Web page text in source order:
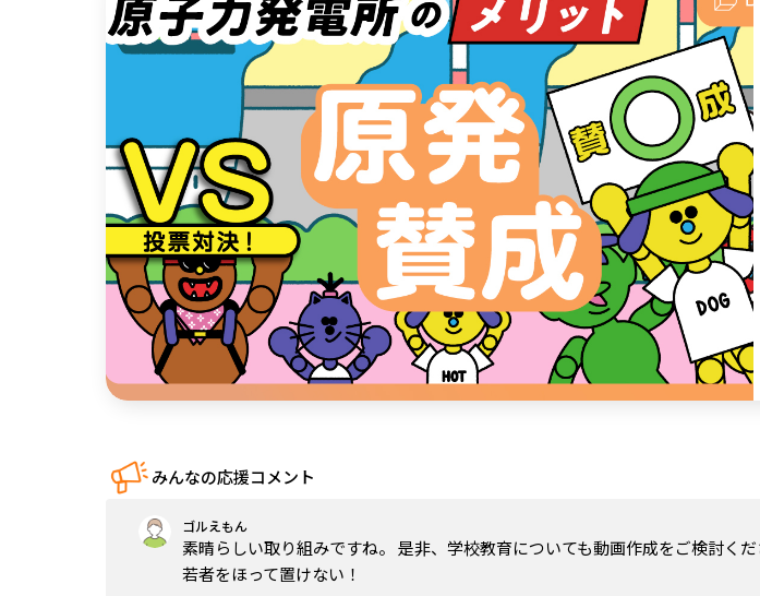
中部 新潟 富山 石川 福井 山梨
滋賀 京都 兵庫
中国 鳥取 岡山 広島 山口
四国 徳島 香川 愛媛 高知
九州・沖縄 福岡 佐賀 長崎 熊本 大分
みんなの応援コメント
ゴルえもん
素晴らしい取り組みですね。 是非、学校教育についても動画作成をご検討く
若者をほって置けない！